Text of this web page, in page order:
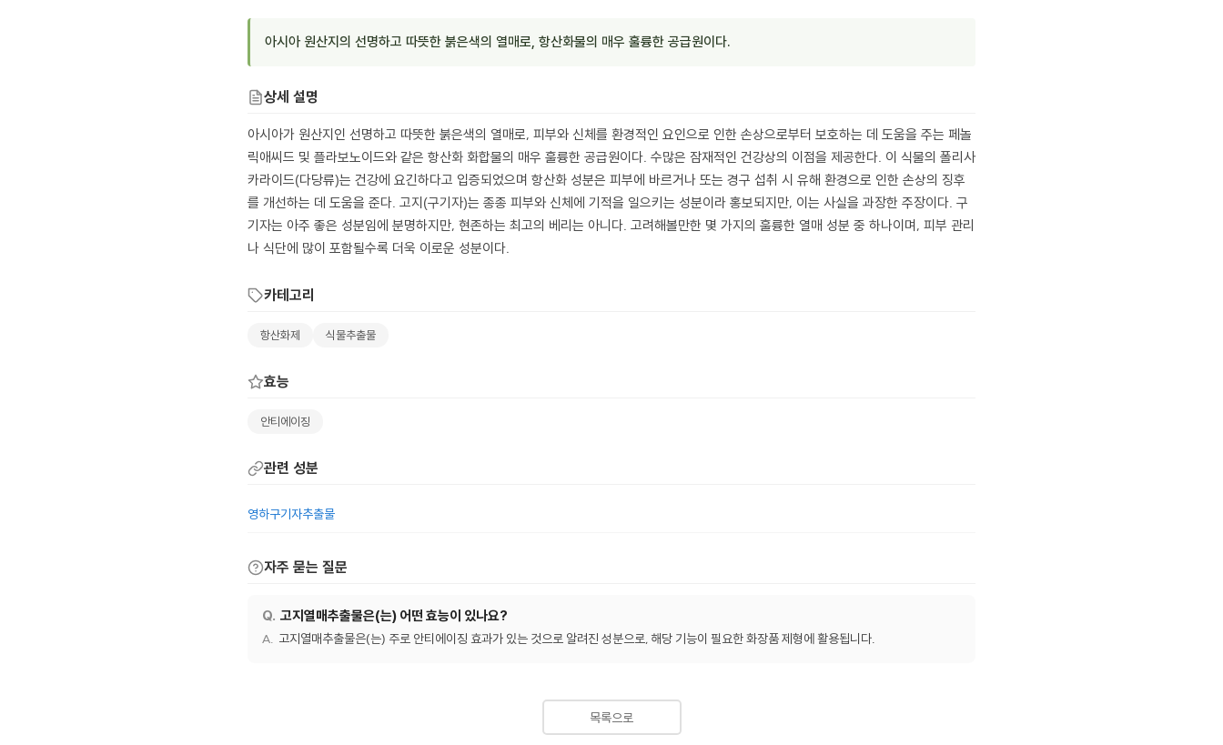
아시아 원산지의 선명하고 따뜻한 붉은색의 열매로, 항산화물의 매우 훌륭한 공급원이다.
상세 설명
아시아가 원산지인 선명하고 따뜻한 붉은색의 열매로, 피부와 신체를 환경적인 요인으로 인한 손상으로부터 보호하는 데 도움을 주는 페놀
릭애씨드 및 플라보노이드와 같은 항산화 화합물의 매우 훌륭한 공급원이다. 수많은 잠재적인 건강상의 이점을 제공한다. 이 식물의 폴리사
카라이드(다당류)는 건강에 요긴하다고 입증되었으며 항산화 성분은 피부에 바르거나 또는 경구 섭취 시 유해 환경으로 인한 손상의 징후
를 개선하는 데 도움을 준다. 고지(구기자)는 종종 피부와 신체에 기적을 일으키는 성분이라 홍보되지만, 이는 사실을 과장한 주장이다. 구
기자는 아주 좋은 성분임에 분명하지만, 현존하는 최고의 베리는 아니다. 고려해볼만한 몇 가지의 훌륭한 열매 성분 중 하나이며, 피부 관리
나 식단에 많이 포함될수록 더욱 이로운 성분이다.
카테고리
항산화제 식물추출물
효능
안티에이징
관련 성분
영하구기자추출물
자주 묻는 질문
고지열매추출물은(는) 어떤 효능이 있나요?
고지열매추출물은(는) 주로 안티에이징 효과가 있는 것으로 알려진 성분으로, 해당 기능이 필요한 화장품 제형에 활용됩니다.
목록으로